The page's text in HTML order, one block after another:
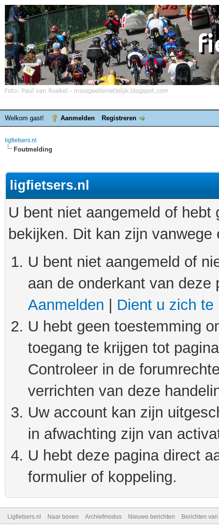
Welkom gast! Aanmelden Registreren
ligfietsers.nl
Foutmelding
ligfietsers.nl
U bent niet aangemeld of
bekijken. Dit kan zijn
U bent niet aangemeld of
aan de onderkant van
Aanmelden
Dient u zich te
U hebt geen toestemming
toegang te krijgen tot
Controleer in de
verrichten van deze
Uw account kan zijn
in afwachting zijn van
U hebt deze pagina direct
formulier of koppeling.
Ligfietsers.nl Naar boven Archiefmodus Nieuwe berichten Berichten